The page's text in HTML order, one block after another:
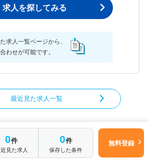
求人を探してみる
求人一覧ページから、
わせが可能です。
最近見た求人一覧
0件
見た求人
0件
保存した条件
無料登録
療法士の求人を絞り込む
求人を探す